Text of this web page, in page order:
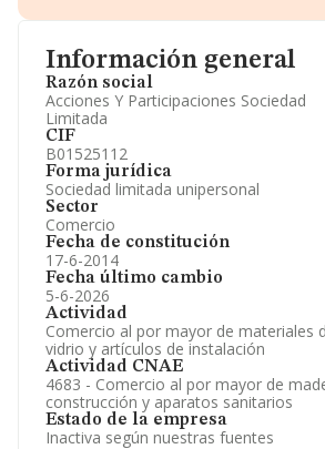
Información general
Razón social
Acciones Y Participaciones Sociedad
Limitada
CIF
B01525112
Forma jurídica
Sociedad limitada unipersonal
Sector
Comercio
Fecha de constitución
17-6-2014
Fecha último cambio
5-6-2026
Actividad
Comercio al por mayor de materiales
vidrio y artículos de instalación
Actividad CNAE
4683 - Comercio al por mayor de
construcción y aparatos sanitarios
Estado de la empresa
Inactiva según nuestras fuentes
Accionistas.
Artículos de prensa publicados
Información oficial y registral